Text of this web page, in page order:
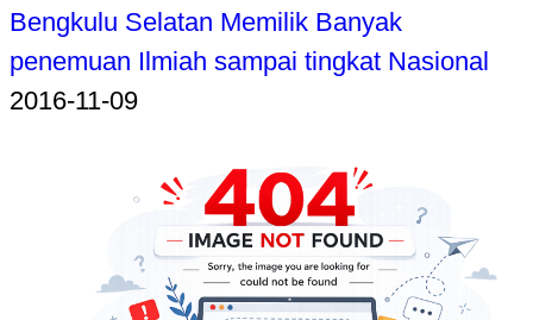
Bengkulu Selatan Memilik Banyak
penemuan Ilmiah sampai tingkat Nasional
2016-11-09